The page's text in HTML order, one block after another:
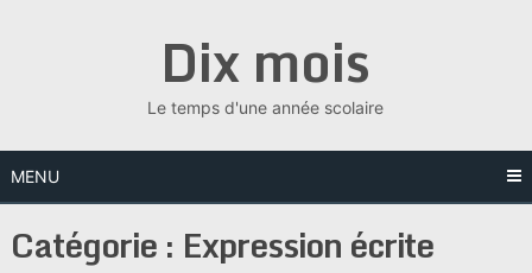
Dix mois
Le temps d'une année scolaire
MENU
Catégorie : Expression écrite